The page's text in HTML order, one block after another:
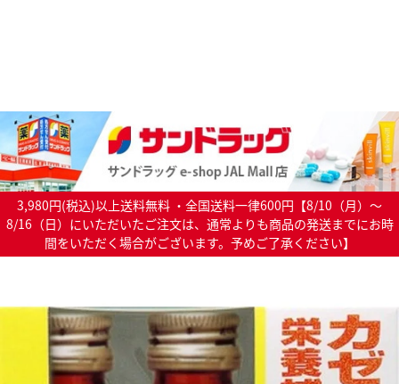
3,980円(税込)以上送料無料 ・全国送料一律600円【8/10（月）～
8/16（日）にいただいたご注文は、通常よりも商品の発送までにお時
間をいただく場合がございます。予めご了承ください】